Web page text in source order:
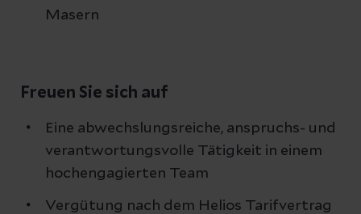
Masern
Freuen Sie sich auf
Eine abwechslungsreiche, anspruchs- und
verantwortungsvolle Tätigkeit in einem
hochengagierten Team
Vergütung nach dem Helios Tarifvertrag